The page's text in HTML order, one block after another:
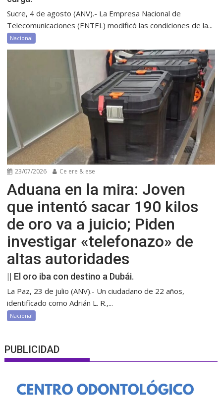
Sucre, 4 de agosto (ANV).- La Empresa Nacional de
Telecomunicaciones (ENTEL) modificó las condiciones de la...
Nacional
23/07/2026 Ce ere & ese
Aduana en la mira: Joven
que intentó sacar 190 kilos
de oro va a juicio; Piden
investigar «telefonazo» de
altas autoridades
|| El oro iba con destino a Dubái.
La Paz, 23 de julio (ANV).- Un ciudadano de 22 años,
identificado como Adrián L. R.,...
Nacional
PUBLICIDAD